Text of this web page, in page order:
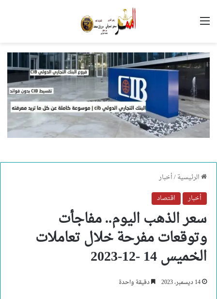
القائمة
الرئيسية/أخبار
أخبار
اقتصاد
سعر الذهب اليوم.. مفاجأت
وتوقعات مفرحة خلال تعاملات
الخميس 14 -12-2023
14 ديسمبر، 2023 دقيقة واحدة